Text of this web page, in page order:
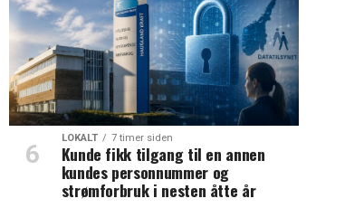
LOKALT 7 timer siden
Kunde fikk tilgang til en annen
kundes personnummer og
strømforbruk i nesten åtte år